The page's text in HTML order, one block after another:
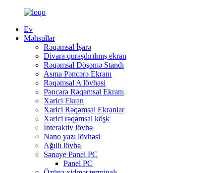
Ev
Məhsullar
Rəqəmsal İşarə
Divara quraşdırılmış ekran
Rəqəmsal Döşəmə Standı
Asma Pəncərə Ekranı
Rəqəmsal A lövhəsi
Pəncərə Rəqəmsal Ekranı
Xarici Ekran
Xarici Rəqəmsal Ekranlar
Xarici rəqəmsal köşk
İnteraktiv lövhə
Nano yazı lövhəsi
Ağıllı lövhə
Sənaye Panel PC
Panel PC